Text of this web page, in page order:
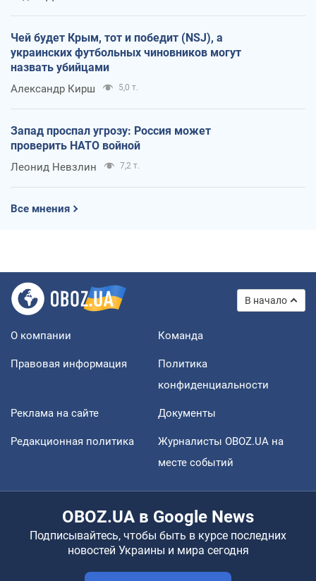
Чей будет Крым, тот и победит (NSJ), а
украинских футбольных чиновников могут
назвать убийцами
Александр Кирш 5,0 т.
Запад проспал угрозу: Россия может
проверить НАТО войной
Леонид Невзлин 7,2 т.
Все мнения
В начало
О компании Команда
Правовая информация
Политика
конфиденциальности
Реклама на сайте Документы
Редакционная политика
Журналисты OBOZ.UA на
месте событий
OBOZ.UA в Google News
Подписывайтесь, чтобы быть в курсе последних
новостей Украины и мира сегодня